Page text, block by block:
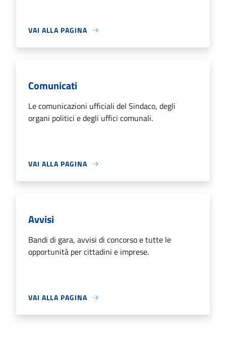
VAI ALLA PAGINA
Comunicati
Le comunicazioni ufficiali del Sindaco, degli
organi politici e degli uffici comunali.
VAI ALLA PAGINA
Avvisi
Bandi di gara, avvisi di concorso e tutte le
opportunità per cittadini e imprese.
VAI ALLA PAGINA